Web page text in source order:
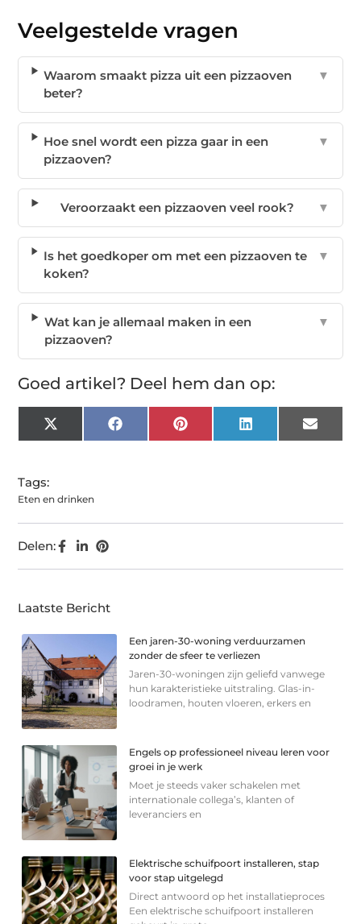
Veelgestelde vragen
Waarom smaakt pizza uit een pizzaoven
beter?
▼
Hoe snel wordt een pizza gaar in een
pizzaoven?
▼
Veroorzaakt een pizzaoven veel rook? ▼
Is het goedkoper om met een pizzaoven te
koken?
▼
Wat kan je allemaal maken in een
pizzaoven?
▼
Goed artikel? Deel hem dan op:
X
(Twitter)
Facebook Pinterest LinkedIn Email
Tags:
Eten en drinken
Delen:
Laatste Bericht
Een jaren-30-woning verduurzamen
zonder de sfeer te verliezen
Jaren-30-woningen zijn geliefd vanwege
hun karakteristieke uitstraling. Glas-in-
loodramen, houten vloeren, erkers en
Engels op professioneel niveau leren voor
groei in je werk
Moet je steeds vaker schakelen met
internationale collega’s, klanten of
leveranciers en
Elektrische schuifpoort installeren, stap
voor stap uitgelegd
Direct antwoord op het installatieproces
Een elektrische schuifpoort installeren